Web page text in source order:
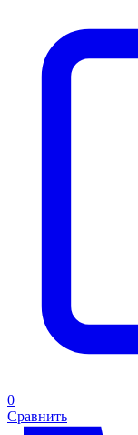
0
Сравнить